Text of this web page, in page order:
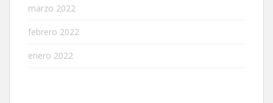
marzo 2022
febrero 2022
enero 2022